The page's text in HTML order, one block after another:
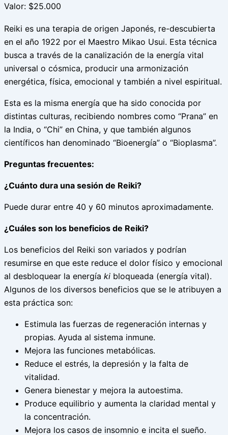
Valor: $25.000
Reiki es una terapia de origen Japonés, re-descubierta
en el año 1922 por el Maestro Mikao Usui. Esta técnica
busca a través de la canalización de la energía vital
universal o cósmica, producir una armonización
energética, física, emocional y también a nivel espiritual.
Esta es la misma energía que ha sido conocida por
distintas culturas, recibiendo nombres como “Prana” en
la India, o “Chi” en China, y que también algunos
científicos han denominado “Bioenergía” o “Bioplasma”.
Preguntas frecuentes:
¿Cuánto dura una sesión de Reiki?
Puede durar entre 40 y 60 minutos aproximadamente.
¿Cuáles son los beneficios de Reiki?
Los beneficios del Reiki son variados y podrían
resumirse en que este reduce el dolor físico y emocional
al desbloquear la energía ki bloqueada (energía vital).
Algunos de los diversos beneficios que se le atribuyen a
esta práctica son:
Estimula las fuerzas de regeneración internas y
propias. Ayuda al sistema inmune.
Mejora las funciones metabólicas.
Reduce el estrés, la depresión y la falta de
vitalidad.
Genera bienestar y mejora la autoestima.
Produce equilibrio y aumenta la claridad mental y
la concentración.
Mejora los casos de insomnio e incita el sueño.